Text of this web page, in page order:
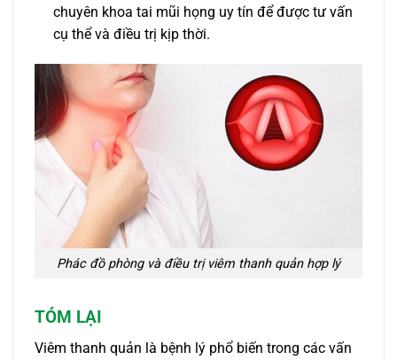
chuyên khoa tai mũi họng uy tín để được tư vấn
cụ thể và điều trị kịp thời.
Phác đồ phòng và điều trị viêm thanh quản hợp lý
TÓM LẠI
Viêm thanh quản là bệnh lý phổ biến trong các vấn